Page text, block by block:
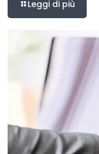
Leggi di più